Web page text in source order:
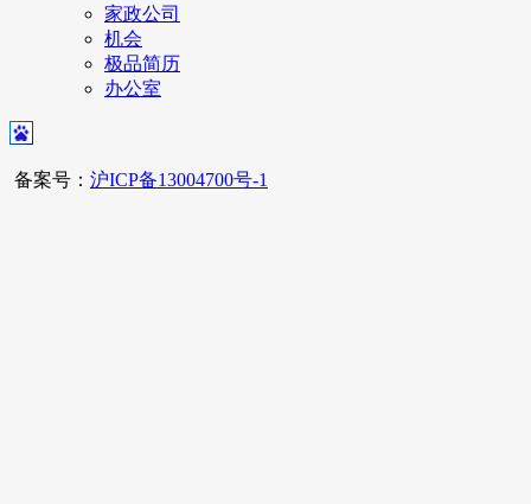
家政公司
机会
极品简历
办公室
备案号： 沪ICP备13004700号-1